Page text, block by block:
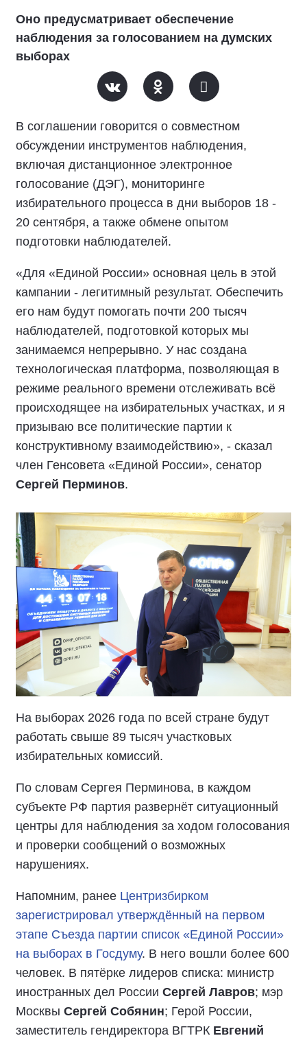
Оно предусматривает обеспечение
наблюдения за голосованием на думских
выборах
В соглашении говорится о совместном
обсуждении инструментов наблюдения,
включая дистанционное электронное
голосование (ДЭГ), мониторинге
избирательного процесса в дни выборов 18 -
20 сентября, а также обмене опытом
подготовки наблюдателей.
«Для «Единой России» основная цель в этой
кампании - легитимный результат. Обеспечить
его нам будут помогать почти 200 тысяч
наблюдателей, подготовкой которых мы
занимаемся непрерывно. У нас создана
технологическая платформа, позволяющая в
режиме реального времени отслеживать всё
происходящее на избирательных участках, и я
призываю все политические партии к
конструктивному взаимодействию», - сказал
член Генсовета «Единой России», сенатор
Сергей Перминов.
На выборах 2026 года по всей стране будут
работать свыше 89 тысяч участковых
избирательных комиссий.
По словам Сергея Перминова, в каждом
субъекте РФ партия развернёт ситуационный
центры для наблюдения за ходом голосования
и проверки сообщений о возможных
нарушениях.
Напомним, ранее Центризбирком
зарегистрировал утверждённый на первом
этапе Съезда партии список «Единой России»
на выборах в Госдуму. В него вошли более 600
человек. В пятёрке лидеров списка: министр
иностранных дел России Сергей Лавров; мэр
Москвы Сергей Собянин; Герой России,
заместитель гендиректора ВГТРК Евгений